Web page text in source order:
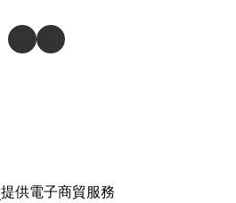
提供電子商貿服務